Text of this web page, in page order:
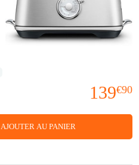
139€90
AJOUTER AU PANIER